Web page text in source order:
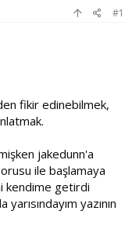
#1
fikir edinebilmek,
jakedunn'a
ile başlamaya
kendime getirdi
yazının